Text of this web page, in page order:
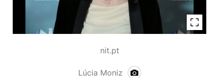
nit.pt
Lúcia Moniz